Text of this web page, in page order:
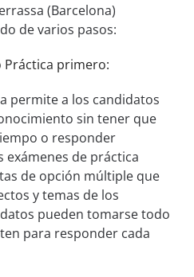
(Barcelona)
de varios pasos:
Práctica primero:
permite a los candidatos
sin tener que
o responder
exámenes de práctica
de opción múltiple que
y temas de los
pueden tomarse todo
para responder cada